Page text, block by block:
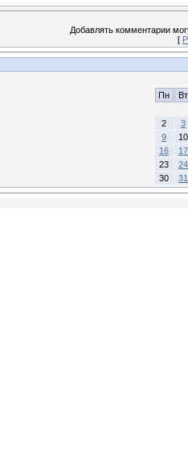
Добавлять комментарии
[
Пн Вт
2
3
9
10
16
17
23
24
30
31